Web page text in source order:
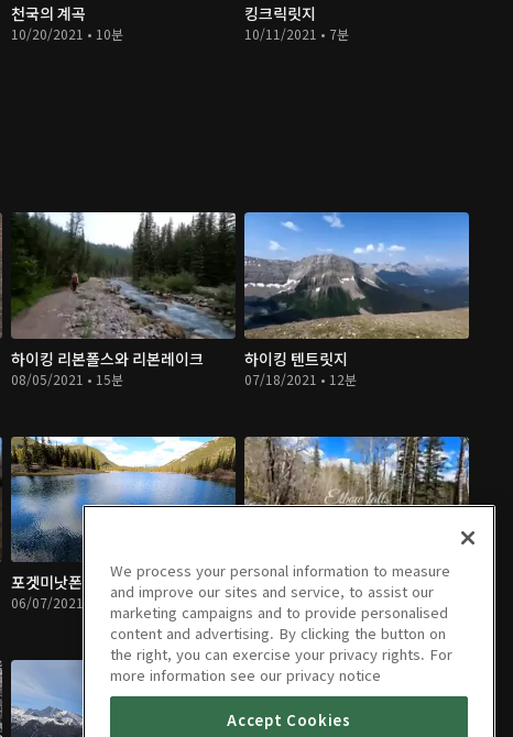
천국의 계곡
10/20/2021 • 10분
킹크릭릿지
10/11/2021 • 7분
하이킹 리본폴스와 리본레이크
08/05/2021 • 15분
하이킹 텐트릿지
07/18/2021 • 12분
포겟미낫폰드 산책하기
06/07/2021 • 12분
엘보폴 산책하기.
05/31/2021 • 8분
We process your personal information to measure
and improve our sites and service, to assist our
marketing campaigns and to provide personalised
content and advertising. By clicking the button on
the right, you can exercise your privacy rights. For
more information see our privacy notice
Accept Cookies